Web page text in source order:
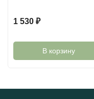
1 530 ₽
В корзину